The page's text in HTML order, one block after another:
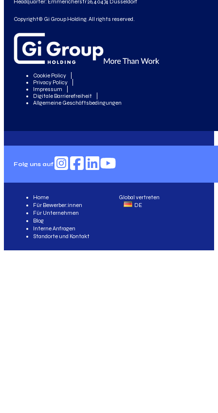
Headquarter: Emmericherstr 26, 40474 Düsseldorf
Copyright© Gi Group Holding. All rights reserved.
Cookie Policy
Privacy Policy
Impressum
Digitale Barrierefreiheit
Allgemeine Geschäftsbedingungen
Folg uns auf
Global vertreten
DE
Home
Für Bewerber:innen
Für Unternehmen
Blog
Interne Anfragen
Standorte und Kontakt